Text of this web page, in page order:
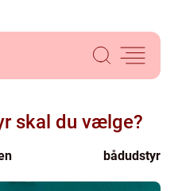
skal du vælge?
bådudstyr